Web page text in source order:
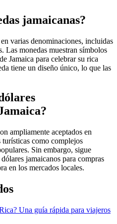
jamaicanas?
varias denominaciones, incluidas
Las monedas muestran símbolos
Jamaica para celebrar su rica
tiene un diseño único, lo que las
ampliamente aceptados en
turísticas como complejos
Sin embargo, sigue
jamaicanos para compras
en los mercados locales.